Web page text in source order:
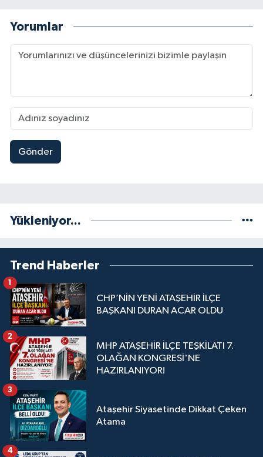
Yorumlar
Gönder
Yükleniyor...
Trend Haberler
CHP’NİN YENİ ATAŞEHİR İLÇE
BAŞKANI DURAN ACAR OLDU
1
MHP ATAŞEHİR İLÇE TEŞKİLATI 7.
OLAĞAN KONGRESİ'NE
HAZIRLANIYOR!
2
Ataşehir Siyasetinde Dikkat Çeken
Atama
3
4